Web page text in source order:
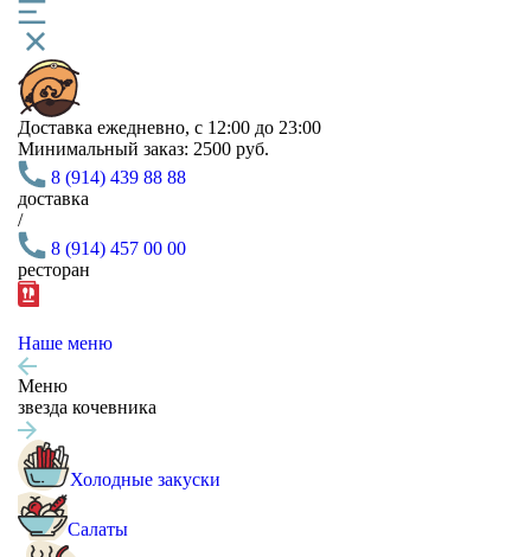
Доставка ежедневно, с 12:00 до 23:00
Минимальный заказ: 2500 руб.
8 (914) 439 88 88
доставка
/
8 (914) 457 00 00
ресторан
Наше меню
Меню
звезда кочевника
Холодные закуски
Салаты